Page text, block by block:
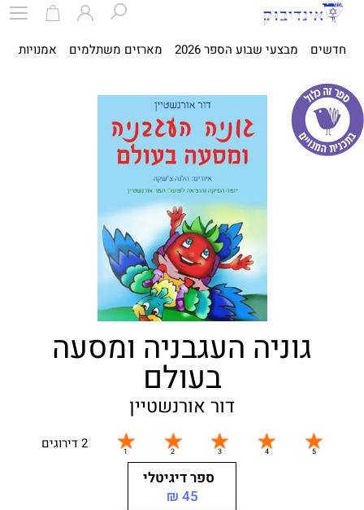
חדשים מבצעי שבוע הספר 2026 מארזים משתלמים אמנויות
גוניה העגבניה ומסעה
בעולם
דור אורנשטיין
2 דירוגים
ספר דיגיטלי
45 ₪